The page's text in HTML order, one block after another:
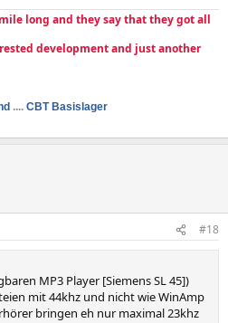
long and they say that they got all
development and just another
.... CBT Basislager
#18
MP3 Player [Siemens SL 45])
mit 44khz und nicht wie WinAmp
bringen eh nur maximal 23khz